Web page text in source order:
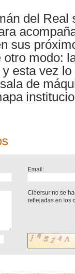
del Real
sus
modo:
esta vez
de
Email:
Cibersur no se
reflejadas en los